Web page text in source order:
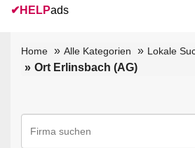
✔ HELPads
Home Alle Kategorien Lokale
Ort Erlinsbach (AG)